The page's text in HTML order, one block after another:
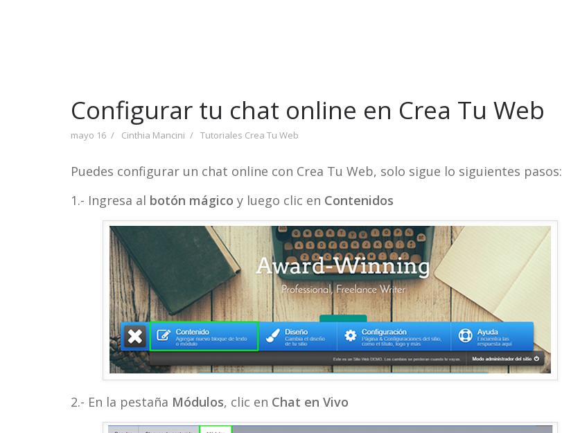
Configurar tu chat online en Crea Tu Web
mayo 16 Cinthia Mancini Tutoriales Crea Tu Web
Puedes configurar un chat online con Crea Tu Web, solo sigue lo siguientes pasos:
1.- Ingresa al botón mágico y luego clic en Contenidos
2.- En la pestaña Módulos, clic en Chat en Vivo